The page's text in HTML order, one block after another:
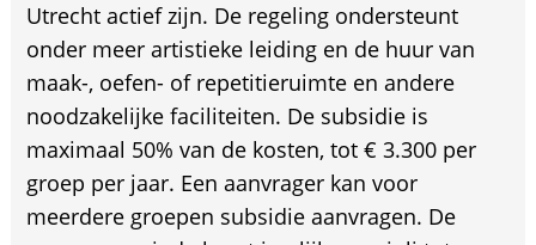
Utrecht actief zijn. De regeling ondersteunt
onder meer artistieke leiding en de huur van
maak-, oefen- of repetitieruimte en andere
noodzakelijke faciliteiten. De subsidie is
maximaal 50% van de kosten, tot € 3.300 per
groep per jaar. Een aanvrager kan voor
meerdere groepen subsidie aanvragen. De